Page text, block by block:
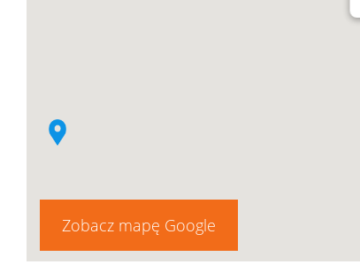
Zobacz mapę Google